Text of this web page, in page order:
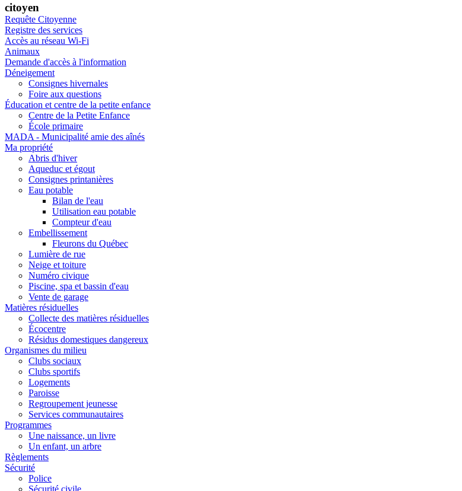
citoyen
Requête Citoyenne
Registre des services
Accès au réseau Wi-Fi
Animaux
Demande d'accès à l'information
Déneigement
Consignes hivernales
Foire aux questions
Éducation et centre de la petite enfance
Centre de la Petite Enfance
École primaire
MADA - Municipalité amie des aînés
Ma propriété
Abris d'hiver
Aqueduc et égout
Consignes printanières
Eau potable
Bilan de l'eau
Utilisation eau potable
Compteur d'eau
Embellissement
Fleurons du Québec
Lumière de rue
Neige et toiture
Numéro civique
Piscine, spa et bassin d'eau
Vente de garage
Matières résiduelles
Collecte des matières résiduelles
Écocentre
Résidus domestiques dangereux
Organismes du milieu
Clubs sociaux
Clubs sportifs
Logements
Paroisse
Regroupement jeunesse
Services communautaires
Programmes
Une naissance, un livre
Un enfant, un arbre
Règlements
Sécurité
Police
Sécurité civile